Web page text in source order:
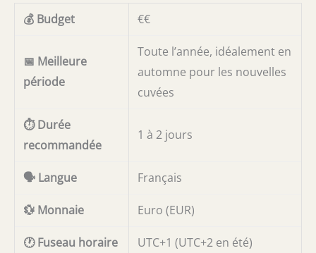
💰 Budget €€
📅 Meilleure
période
Toute l’année, idéalement en
automne pour les nouvelles
cuvées
⏱️ Durée
recommandée
1 à 2 jours
🗣️ Langue Français
💱 Monnaie Euro (EUR)
🕐 Fuseau horaire UTC+1 (UTC+2 en été)